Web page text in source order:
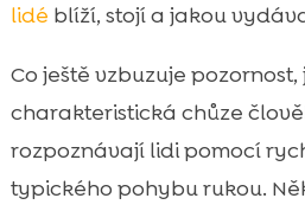
lidé blíží, stojí a jakou
Co ještě vzbuzuje pozornost,
charakteristická chůze
rozpoznávají lidi pomocí
typického pohybu rukou.